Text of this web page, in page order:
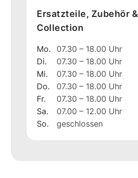
Ersatzteile, Zubehör &
Collection
Mo.
07.30 – 18.00 Uhr
Di.
07.30 – 18.00 Uhr
Mi.
07.30 – 18.00 Uhr
Do.
07.30 – 18.00 Uhr
Fr.
07.30 – 18.00 Uhr
Sa.
07.00 – 12.00 Uhr
So.
geschlossen